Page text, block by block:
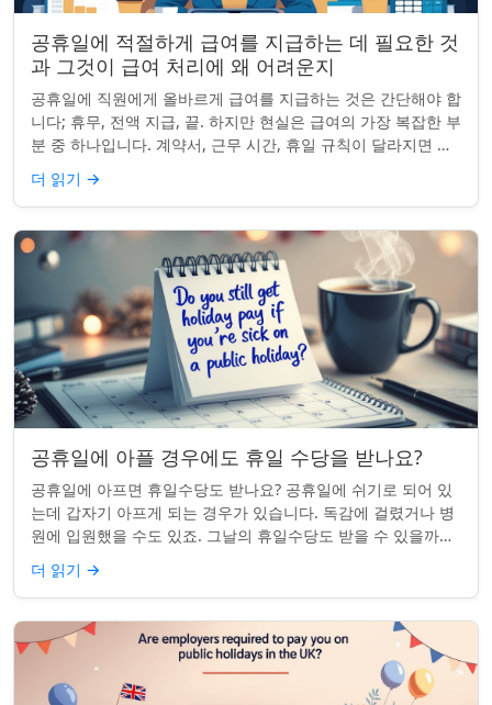
공휴일에 적절하게 급여를 지급하는 데 필요한 것
과 그것이 급여 처리에 왜 어려운지
공휴일에 직원에게 올바르게 급여를 지급하는 것은 간단해야 합
니다; 휴무, 전액 지급, 끝. 하지만 현실은 급여의 가장 복잡한 부
분 중 하나입니다. 계약서, 근무 시간, 휴일 규칙이 달라지면 하
나의 공휴일이 준수 문제...
더 읽기 →
공휴일에 아플 경우에도 휴일 수당을 받나요?
공휴일에 아프면 휴일수당도 받나요? 공휴일에 쉬기로 되어 있
는데 갑자기 아프게 되는 경우가 있습니다. 독감에 걸렸거나 병
원에 입원했을 수도 있죠. 그날의 휴일수당도 받을 수 있을까요?
이는 흔한 질문이며, 답변은 주...
더 읽기 →